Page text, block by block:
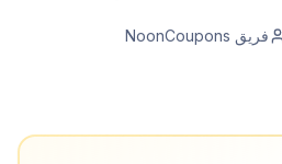
فريق NoonCoupons